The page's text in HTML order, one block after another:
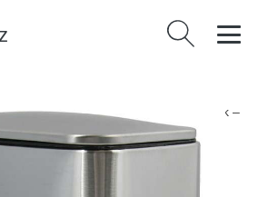
Vyhledávání
a organizace > Odpadkové koše
koš v matně stříbrné barvě 5 l Erik –